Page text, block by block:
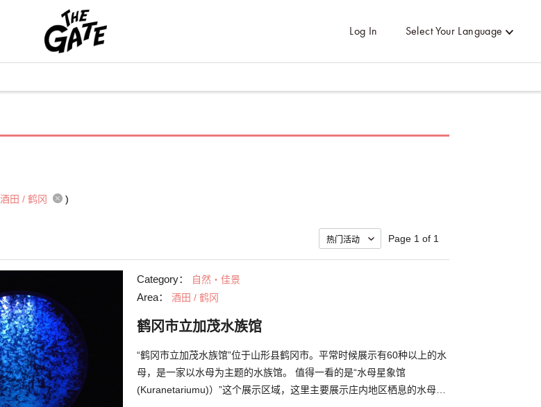
Log In Select Your Language
酒田 / 鹤冈
)
Page 1 of 1
Category： 自然・佳景
Area： 酒田 / 鹤冈
鹤冈市立加茂水族馆
“鹤冈市立加茂水族馆”位于山形县鹤冈市。平常时候展示有60种以上的水
母，是一家以水母为主题的水族馆。 值得一看的是“水母星象馆
(Kuranetariumu)）”这个展示区域，这里主要展示庄内地区栖息的水母，